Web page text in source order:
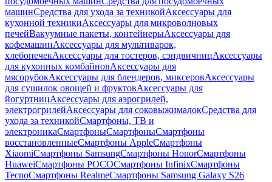
машинСредства для ухода за техникойАксессуары для
кухонной техникиАксессуары для микроволновых
печейВакуумные пакеты, контейнерыАксессуары для
кофемашинАксессуары для мультиварок,
хлебопечекАксессуары для тостеров, сэндвичницАксессуары
для кухонных комбайновАксессуары для
мясорубокАксессуары для блендеров, миксеровАксессуары
для сушилок овощей и фруктовАксессуары для
йогуртницАксессуары для аэрогрилей,
электрогрилейАксессуары для соковыжималокСредства для
ухода за техникойСмартфоны, ТВ и
электроникаСмартфоныСмартфоныСмартфоны
восстановленныеСмартфоны AppleСмартфоны
XiaomiСмартфоны SamsungСмартфоны HonorСмартфоны
HuaweiСмартфоны POCOСмартфоны InfinixСмартфоны
TecnoСмартфоны RealmeСмартфоны Samsung Galaxy S26